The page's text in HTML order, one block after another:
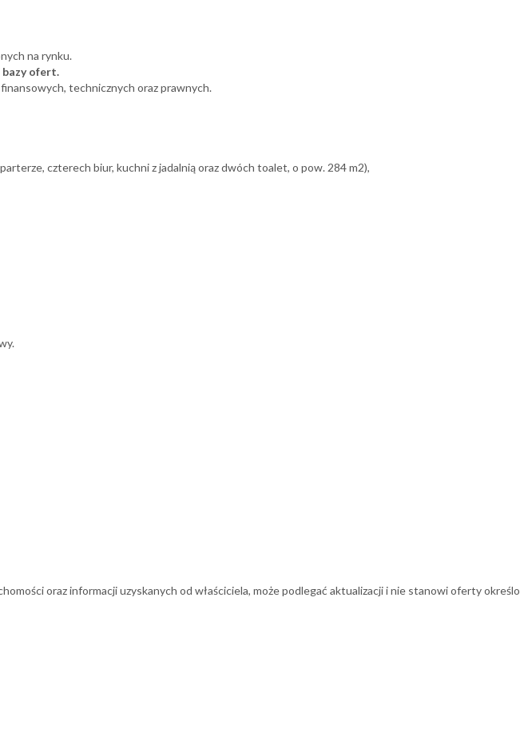
na rynku.
bazy ofert.
technicznych oraz prawnych.
czterech biur, kuchni z jadalnią oraz dwóch toalet, o pow. 284 m2),
oraz informacji uzyskanych od właściciela, może podlegać aktualizacji i nie stanowi oferty